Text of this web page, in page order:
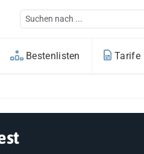
Bestenlisten Tarife